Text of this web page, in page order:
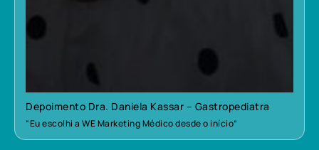
Depoimento Dra. Daniela Kassar – Gastropediatra
“Eu escolhi a WE Marketing Médico desde o início”